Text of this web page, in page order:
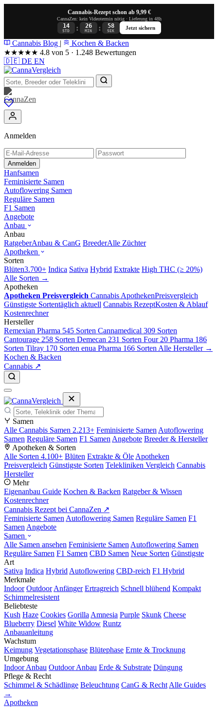
Cannabis-Rezept schon ab 9,99 €
CannaZen: kein Videotermin nötig · Lieferung in 48h
14
STD : 26
MIN : 57
SEK
Jetzt sichern
Cannabis Blog |
Kochen & Backen
★★★★★ 4.8 von 5 · 1.248 Bewertungen
🇩🇪 DE EN
Anmelden
Anmelden
Hanfsamen
Feminisierte Samen
Autoflowering Samen
Reguläre Samen
F1 Samen
Angebote
Anbau
Anbau
RatgeberAnbau & CanG BreederAlle Züchter
Apotheken
Sorten
Blüten3.700+ Indica Sativa Hybrid Extrakte High THC (≥ 20%)
Alle Sorten →
Apotheken
Apotheken Preisvergleich Cannabis ApothekenPreisvergleich
Günstigste Sortentäglich aktuell Cannabis RezeptKosten & Ablauf
Kostenrechner
Hersteller
Remexian Pharma 545 Sorten Cannamedical 309 Sorten
Cantourage 258 Sorten Demecan 231 Sorten Four 20 Pharma 186
Sorten Tilray 170 Sorten enua Pharma 166 Sorten Alle Hersteller →
Kochen & Backen
Cannabis ↗
Samen
Alle Cannabis Samen 2.213+ Feminisierte Samen Autoflowering
Samen Reguläre Samen F1 Samen Angebote Breeder & Hersteller
Apotheken & Sorten
Alle Sorten 4.100+ Blüten Extrakte & Öle Apotheken
Preisvergleich Günstigste Sorten Telekliniken Vergleich Cannabis
Hersteller
Mehr
Eigenanbau Guide Kochen & Backen Ratgeber & Wissen
Kostenrechner
Cannabis Rezept bei CannaZen ↗
Feminisierte Samen Autoflowering Samen Reguläre Samen F1
Samen Angebote
Samen
Alle Samen ansehen Feminisierte Samen Autoflowering Samen
Reguläre Samen F1 Samen CBD Samen Neue Sorten Günstigste
Art
Sativa Indica Hybrid Autoflowering CBD-reich F1 Hybrid
Merkmale
Indoor Outdoor Anfänger Ertragreich Schnell blühend Kompakt
Schimmelresistent
Beliebteste
Kush Haze Cookies Gorilla Amnesia Purple Skunk Cheese
Blueberry Diesel White Widow Runtz
Anbauanleitung
Wachstum
Keimung Vegetationsphase Blütephase Ernte & Trocknung
Umgebung
Indoor Anbau Outdoor Anbau Erde & Substrate Düngung
Pflege & Recht
Schimmel & Schädlinge Beleuchtung CanG & Recht Alle Guides
→
Apotheken